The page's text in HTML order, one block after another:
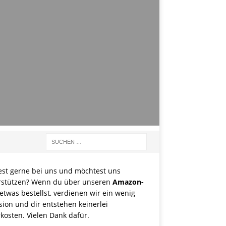
gerne bei uns und möchtest uns
Wenn du über unseren Amazon-
bestellst, verdienen wir ein wenig
und dir entstehen keinerlei
Vielen Dank dafür.